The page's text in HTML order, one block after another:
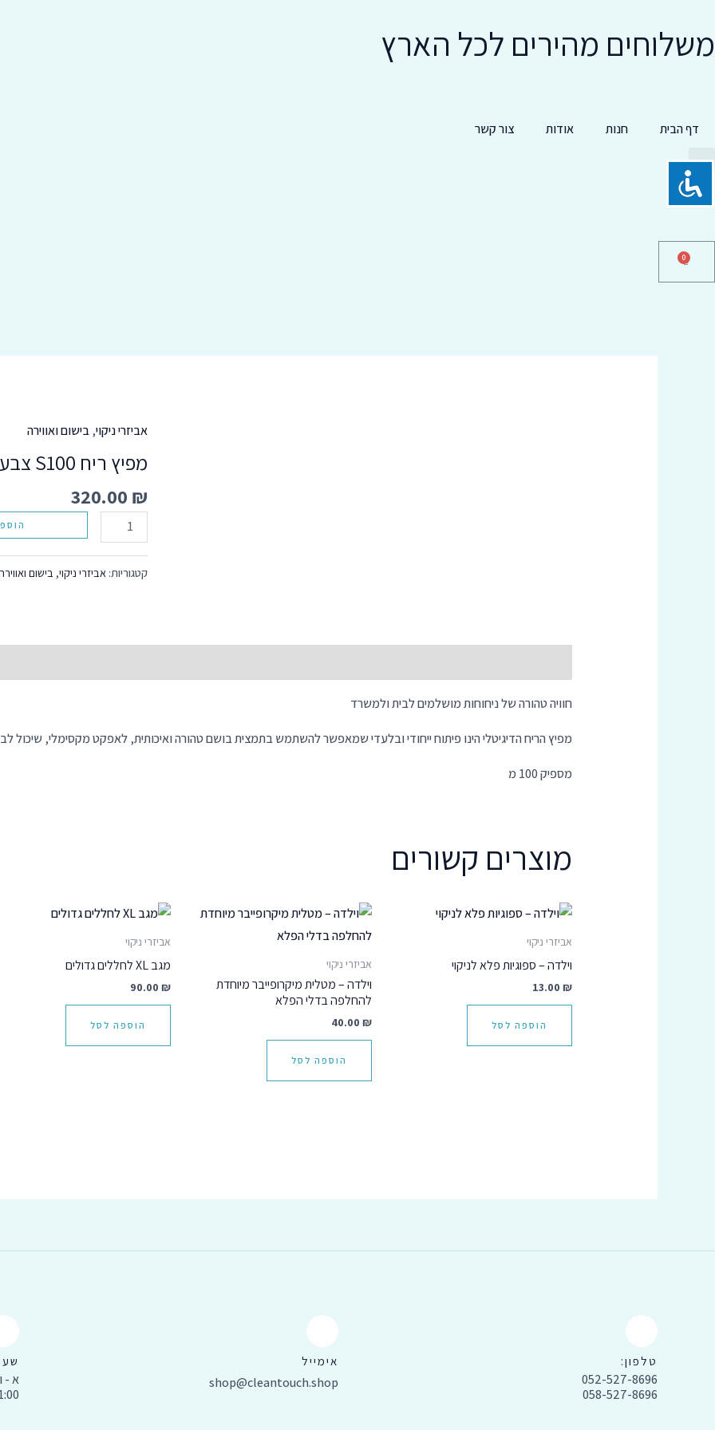
משלוחים מהירים לכל הארץ
דף הבית חנות אודות צור קשר
Search
CART
אביזרי ניקוי,בישום ואווירה
מפיץ ריח S100 צבע שחור כולל שמן 30 מל
320.00 ₪
כמות
של
ריח
S100
צבע
שחור
קטגוריות:אביזרי ניקוי, בישום
חוויה טהורה של ניחוחות מושלמים לבית ולמשרד
מפיץ הריח הדיגיטלי הינו פיתוח ייחודי ובלעדי שמאפשר להשתמש בתמצית בושם טהורה ואיכותית, לאפקט מקסימלי, שיכול
מספיק 100 מ
מוצרים קשורים
אביזרי ניקוי
וילדה – ספוגיות פלא לניקוי
13.00₪
הוספה לסל
אביזרי ניקוי
וילדה – מטלית מיקרופייבר מיוחדת
להחלפה בדלי הפלא
40.00 ₪
הוספה לסל
אביזרי ניקוי
מגב XL לחללים גדולים
90.00 ₪
הוספה לסל
טלפון:
052-527-8696
058-527-8696
אימייל
shop@cleantouch.shop
א -
11:00